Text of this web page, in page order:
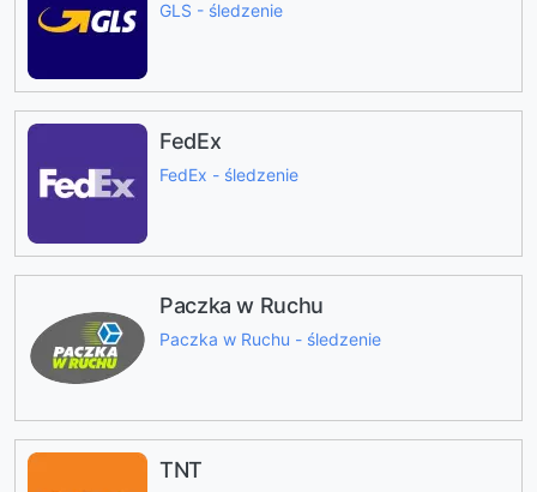
GLS - śledzenie
FedEx
FedEx - śledzenie
Paczka w Ruchu
Paczka w Ruchu - śledzenie
TNT